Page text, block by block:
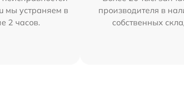
мы устраняем в
2 часов.
производителя в
собственных